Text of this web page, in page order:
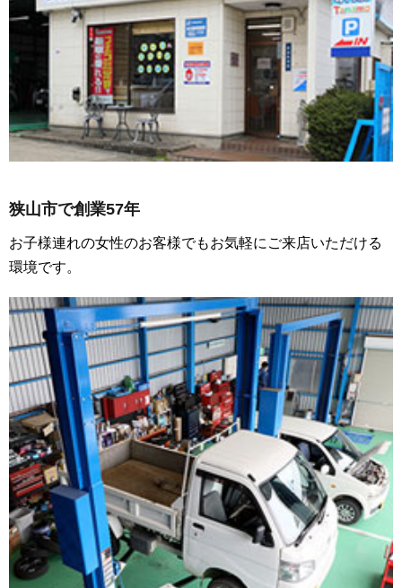
狭山市で創業57年
お子様連れの女性のお客様でもお気軽にご来店いただける
環境です。